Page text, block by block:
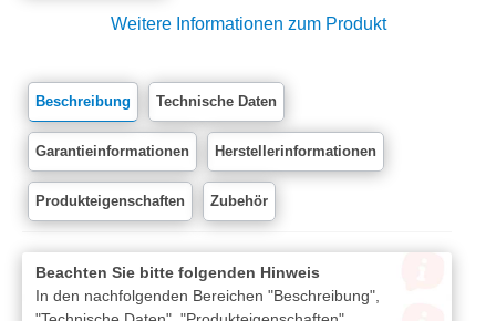
Weitere Informationen zum Produkt
Beschreibung Technische Daten
Garantieinformationen Herstellerinformationen
Produkteigenschaften Zubehör
Beachten Sie bitte folgenden Hinweis
In den nachfolgenden Bereichen "Beschreibung",